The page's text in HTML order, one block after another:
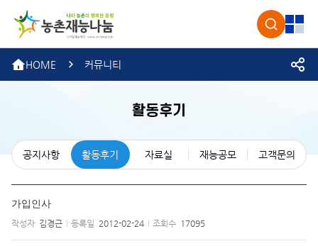
농촌 검색
HOME 커뮤니티
활동후기
공지사항 활동후기 자료실 재능공모 고객문의
가입인사
작성자 김경근 등록일 2012-02-24 조회수 17095